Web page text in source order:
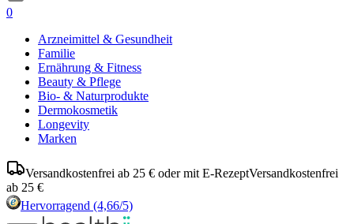
0
Arzneimittel & Gesundheit
Familie
Ernährung & Fitness
Beauty & Pflege
Bio- & Naturprodukte
Dermokosmetik
Longevity
Marken
Versandkostenfrei ab 25 € oder mit E-RezeptVersandkostenfrei
ab 25 €
Hervorragend (4,66/5)